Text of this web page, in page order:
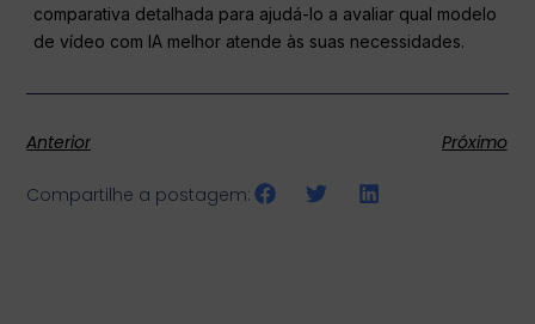
comparativa detalhada para ajudá-lo a avaliar qual modelo
de vídeo com IA melhor atende às suas necessidades.
Anterior Próximo
Compartilhe a postagem: